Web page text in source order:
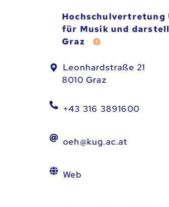
für Musik und
Graz
Fehler melden
Leonhardstraße 21
8010 Graz
+43 316 3891600
oeh@kug.ac.at
Web